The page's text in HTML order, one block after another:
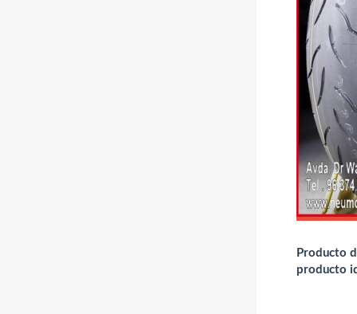
Producto
producto